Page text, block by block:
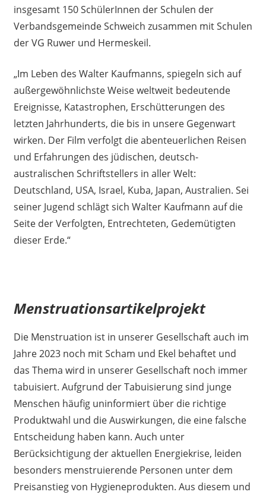
insgesamt 150 SchülerInnen der Schulen der
Verbandsgemeinde Schweich zusammen mit Schulen
der VG Ruwer und Hermeskeil.
„Im Leben des Walter Kaufmanns, spiegeln sich auf
außergewöhnlichste Weise weltweit bedeutende
Ereignisse, Katastrophen, Erschütterungen des
letzten Jahrhunderts, die bis in unsere Gegenwart
wirken. Der Film verfolgt die abenteuerlichen Reisen
und Erfahrungen des jüdischen, deutsch-
australischen Schriftstellers in aller Welt:
Deutschland, USA, Israel, Kuba, Japan, Australien. Sei
seiner Jugend schlägt sich Walter Kaufmann auf die
Seite der Verfolgten, Entrechteten, Gedemütigten
dieser Erde.“
Menstruationsartikelprojekt
Die Menstruation ist in unserer Gesellschaft auch im
Jahre 2023 noch mit Scham und Ekel behaftet und
das Thema wird in unserer Gesellschaft noch immer
tabuisiert. Aufgrund der Tabuisierung sind junge
Menschen häufig uninformiert über die richtige
Produktwahl und die Auswirkungen, die eine falsche
Entscheidung haben kann. Auch unter
Berücksichtigung der aktuellen Energiekrise, leiden
besonders menstruierende Personen unter dem
Preisanstieg von Hygieneprodukten. Aus diesem und